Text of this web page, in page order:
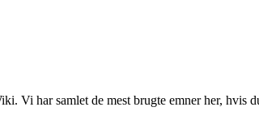
Vi har samlet de mest brugte emner her,